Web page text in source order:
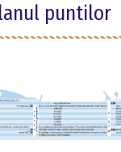
puntilor